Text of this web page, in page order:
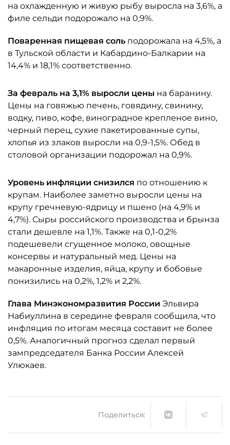
на охлажденную и живую рыбу выросла на 3,6%, а
филе сельди подорожало на 0,9%.
Поваренная пищевая соль подорожала на 4,5%, а
в Тульской области и Кабардино-Балкарии на
14,4% и 18,1% соответственно.
За февраль на 3,1% выросли цены на баранину.
Цены на говяжью печень, говядину, свинину,
водку, пиво, кофе, виноградное крепленое вино,
черный перец, сухие пакетированные супы,
хлопья из злаков выросли на 0,9-1,5%. Обед в
столовой организации подорожал на 0,9%.
Уровень инфляции снизился по отношению к
крупам. Наиболее заметно выросли цены на
крупу гречневую-ядрицу и пшено (на 4,9% и
4,7%). Сыры российского производства и брынза
стали дешевле на 1,1%. Также на 0,1-0,2%
подешевели сгущенное молоко, овощные
консервы и натуральный мед. Цены на
макаронные изделия, яйца, крупу и бобовые
понизились на 0,2%, 1,2% и 2,2%.
Глава Минэкономразвития России Эльвира
Набиуллина в середине февраля сообщила, что
инфляция по итогам месяца составит не более
0,5%. Аналогичный прогноз сделал первый
зампредседателя Банка России Алексей
Улюкаев.
Поделиться: